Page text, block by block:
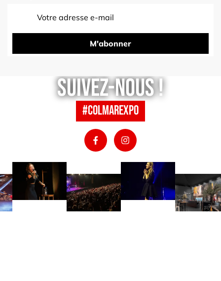
M'abonner
Suivez-nous !
#colmarexpo